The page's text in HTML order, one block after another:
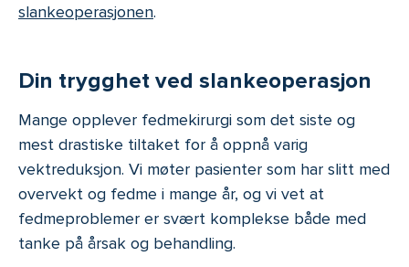
slankeoperasjonen.
Din trygghet ved slankeoperasjon
Mange opplever fedmekirurgi som det siste og
mest drastiske tiltaket for å oppnå varig
vektreduksjon. Vi møter pasienter som har slitt med
overvekt og fedme i mange år, og vi vet at
fedmeproblemer er svært komplekse både med
tanke på årsak og behandling.